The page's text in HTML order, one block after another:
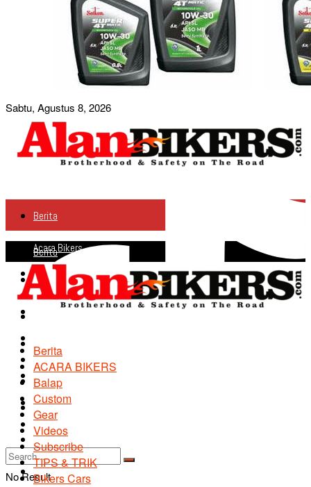
Sabtu, Agustus 8, 2026
Berita
Acara Bikers
Profile
Info Produk
Agenda
Road Safety
TIPS & TRIK
Bikers Cars
Tentang Kami
Berita
Acara Bikers
Profile
Road Safety
TIPS & TRIK
Bikers Cars
Tentang Kami
No Result
Berita
ACARA BIKERS
Balap
Custom
Gear
Videos
Subscribe
TIPS & TRIK
Bikers Cars